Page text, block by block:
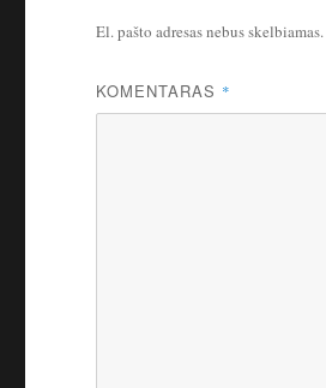
El. pašto adresas nebus skelbiamas.
KOMENTARAS *